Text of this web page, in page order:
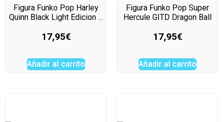
Figura Funko Pop Harley
Quinn Black Light Edicion …
17,95€
Añadir al carrito
Figura Funko Pop Super
Hercule GITD Dragon Ball
17,95€
Añadir al carrito